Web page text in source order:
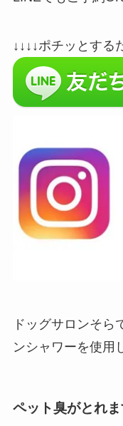
↓↓↓↓ポチッとする
ドッグサロンそら
ンシャワーを使用
ペット臭がとれ